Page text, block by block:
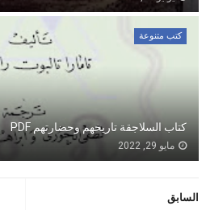
كتب متنوعة
كتاب السلاجقة تاريخهم وحضارتهم PDF
مايو 29, 2022
السابق